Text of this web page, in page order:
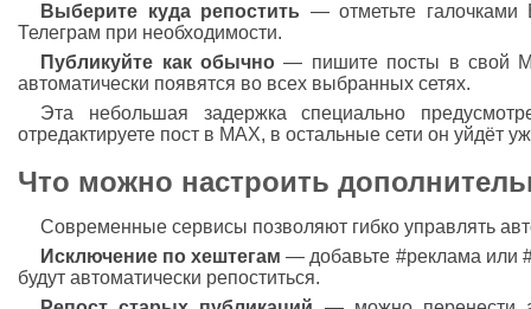
Выберите куда репостить — отметьте галочками
Телеграм при необходимости.
Публикуйте как обычно — пишите посты в свой
автоматически появятся во всех выбранных сетях.
Эта небольшая задержка специально
отредактируете пост в MAX, в остальные сети он уйдёт
Что можно настроить
Современные сервисы позволяют гибко управлять
Исключение по хештегам — добавьте #реклама или
будут автоматически репоститься.